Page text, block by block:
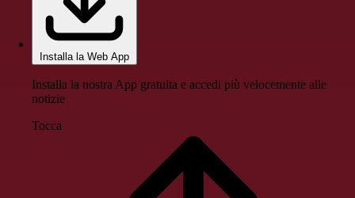
Installa la Web App
Installa la nostra App gratuita e accedi più velocemente alle
notizie
Tocca